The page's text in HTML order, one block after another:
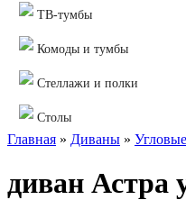
ТВ-тумбы
Комоды и тумбы
Стеллажи и полки
Столы
Главная » Диваны » Угловые
диван Астра